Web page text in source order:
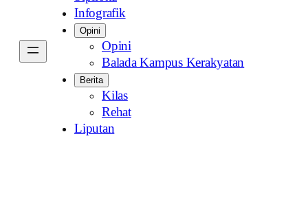
Infografik
Opini
Opini
Balada Kampus Kerakyatan
Berita
Kilas
Rehat
Liputan